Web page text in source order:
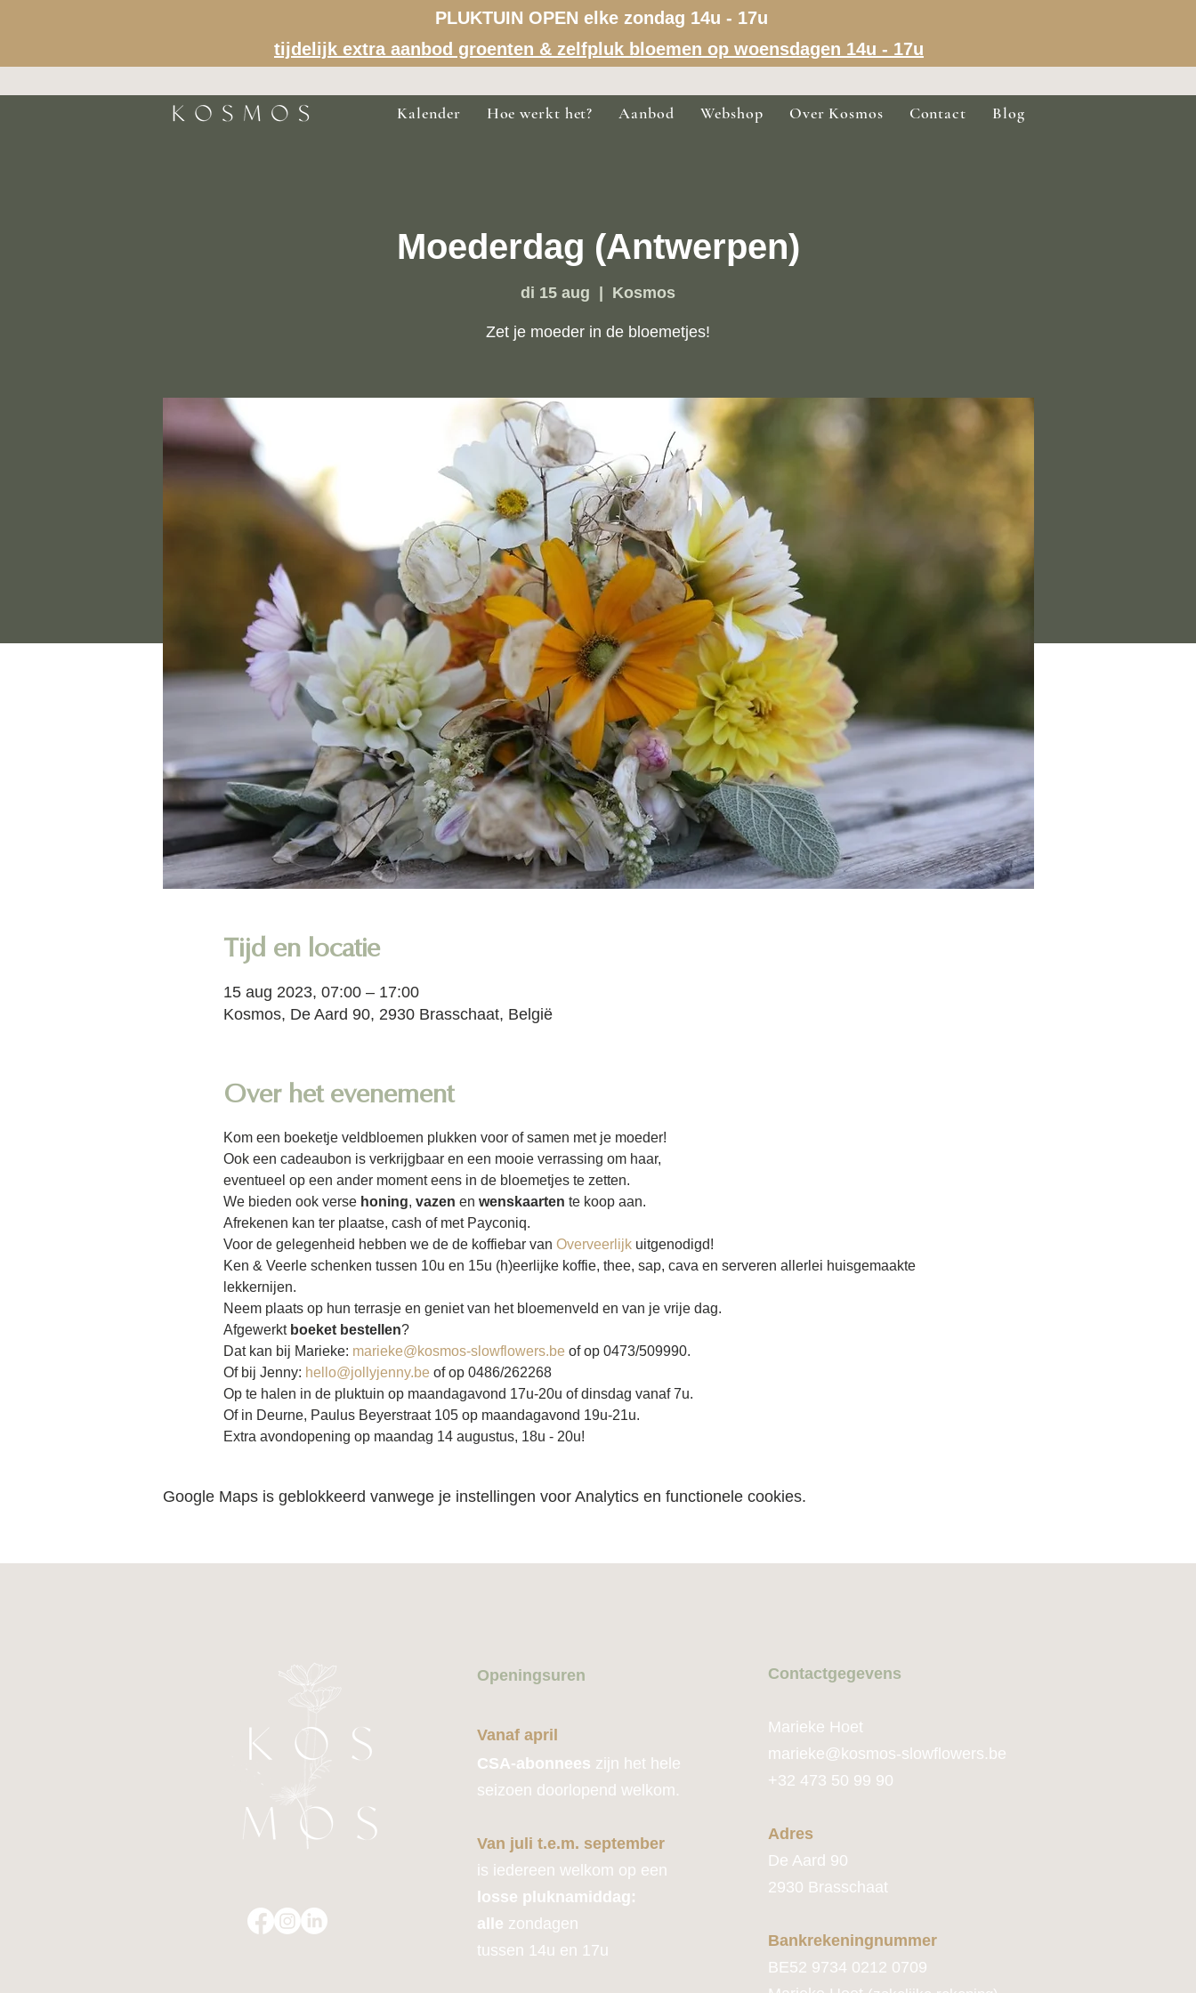
PLUKTUIN OPEN elke zondag 14u - 17u
tijdelijk extra aanbod groenten & zelfpluk bloemen op woensdagen 14u - 17u
Kalender Hoe werkt het? Aanbod Webshop Over Kosmos Contact Blog
Moederdag (Antwerpen)
di 15 aug Kosmos
Zet je moeder in de bloemetjes!
Tijd en locatie
15 aug 2023, 07:00 – 17:00
Kosmos, De Aard 90, 2930 Brasschaat, België
Over het evenement
Kom een boeketje veldbloemen plukken voor of samen met je moeder!
Ook een cadeaubon is verkrijgbaar en een mooie verrassing om haar,
eventueel op een ander moment eens in de bloemetjes te zetten.
We bieden ook verse honing, vazen en wenskaarten te koop aan.
Afrekenen kan ter plaatse, cash of met Payconiq.
Voor de gelegenheid hebben we de de koffiebar van Overveerlijk uitgenodigd!
Ken & Veerle schenken tussen 10u en 15u (h)eerlijke koffie, thee, sap, cava en serveren allerlei huisgemaakte
lekkernijen.
Neem plaats op hun terrasje en geniet van het bloemenveld en van je vrije dag.
Afgewerkt boeket bestellen?
Dat kan bij Marieke: marieke@kosmos-slowflowers.be of op 0473/509990.
Of bij Jenny: hello@jollyjenny.be of op 0486/262268
Op te halen in de pluktuin op maandagavond 17u-20u of dinsdag vanaf 7u.
Of in Deurne, Paulus Beyerstraat 105 op maandagavond 19u-21u.
Extra avondopening op maandag 14 augustus, 18u - 20u!
Google Maps is geblokkeerd vanwege je instellingen voor Analytics en functionele cookies.
Openingsuren
Vanaf april
CSA-abonnees zijn het hele
seizoen doorlopend welkom.
Van juli t.e.m. september
is iedereen welkom op een
losse pluknamiddag:
alle zondagen
tussen 14u en 17u
Contactgegevens
Marieke Hoet
marie ke@kosmos-slowflowers.be
+32 473 50 99 90
Adres
De Aard 90
2930 Brasschaat
Bankrekeningnummer
BE52 9734 0212 0709